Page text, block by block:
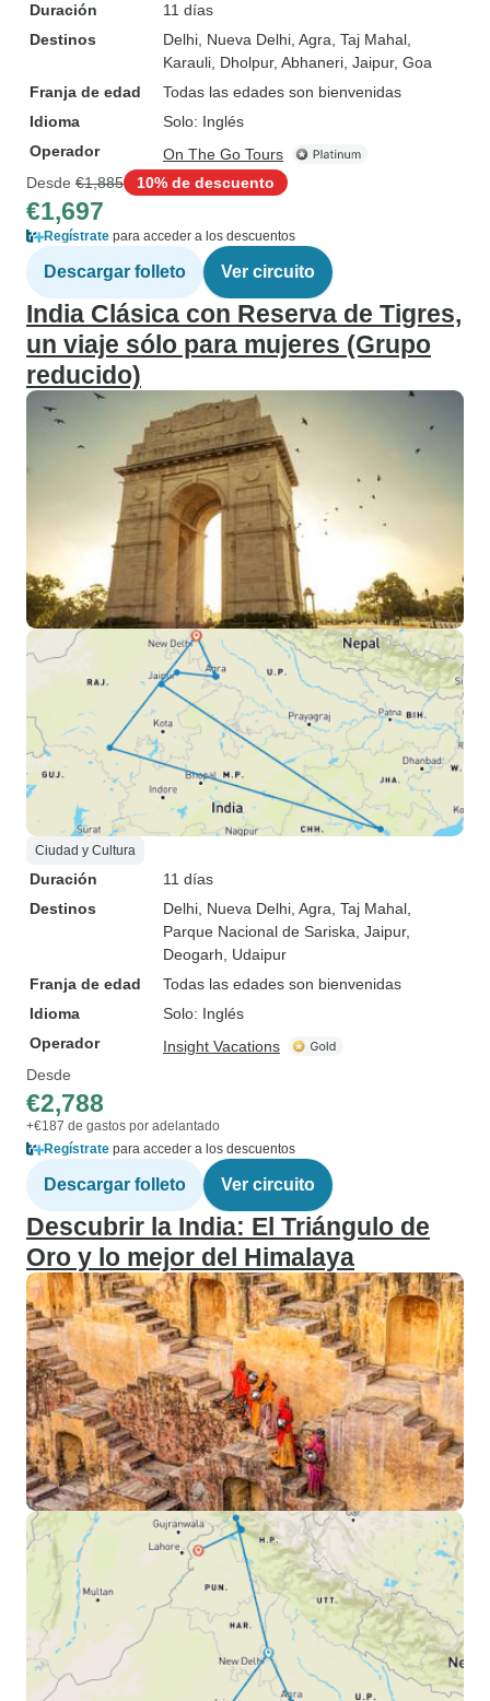
Duración
11 días
Destinos
Delhi , Nueva Delhi , Agra , Taj Mahal
Karauli , Dholpur, Abhaneri , Jaipur, Goa
Franja de edad
Todas las edades son bienvenidas
Idioma
Solo: Inglés
Operador
On The Go Tours
Desde €1,885 10% de descuento
€1,697
Regístrate para acceder a los descuentos
Descargar folleto Ver circuito
India Clásica con Reserva de Tigres,
un viaje sólo para mujeres (Grupo
reducido)
Ciudad y Cultura
Duración
11 días
Destinos
Delhi , Nueva Delhi , Agra , Taj Mahal
Parque Nacional de Sariska , Jaipur,
Deogarh , Udaipur
Franja de edad
Todas las edades son bienvenidas
Idioma
Solo: Inglés
Operador
Insight Vacations
Desde
€2,788
+€187 de gastos por adelantado
Regístrate para acceder a los descuentos
Descargar folleto Ver circuito
Descubrir la India: El Triángulo de
Oro y lo mejor del Himalaya